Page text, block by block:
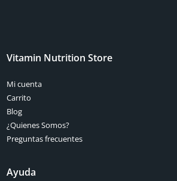
Vitamin Nutrition Store
Mi cuenta
Carrito
Blog
¿Quienes Somos?
Preguntas frecuentes
Ayuda